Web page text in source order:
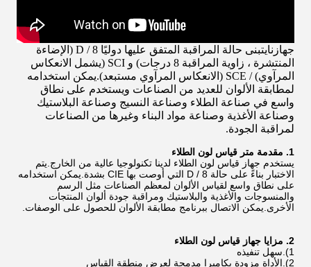
جهازنا
يتبنى حالة المراقبة المتفق عليها دوليًا D / 8 (الإضاءة
المنتشرة ، زاوية المراقبة 8 درجات) و SCI (يشمل الانعكاس
المرآوي) / SCE (الانعكاس المرآوي مستبعد).
يمكن استخدامه
لمطابقة الألوان للعديد من الصناعات ويستخدم على نطاق
واسع في صناعة الطلاء وصناعة النسيج وصناعة البلاستيك
وصناعة الأغذية وصناعة مواد البناء وغيرها من الصناعات
لمراقبة الجودة.
1. مقدمة متر قياس لون الطلاء
يستخدم جهاز قياس لون الطلاء لدينا تكنولوجيا عالية من الخارج.يتم
الاختبار بناءً على حالة D / 8 التي أوصت بها CIE بشدة.يمكن استخدامه
على نطاق واسع لقياس الألوان لمعظم الصناعات مثل الرسم
والمنسوجات والأغذية والبلاستيك ومراقبة جودة ألوان المنتجات
الأخرى.يمكن الاتصال ببرنامج مطابقة الألوان للحصول على الوصفات.
2. مزايا جهاز قياس لون الطلاء
1).سهل تنفيذه
2).الأداة مزودة بكاميرا مدمجة لعرض منطقة القياس